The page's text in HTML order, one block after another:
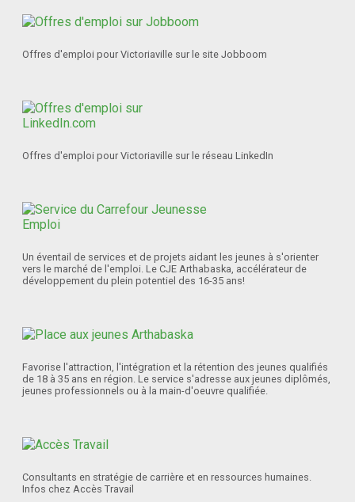
Offres d'emploi pour Victoriaville sur le site Jobboom
Offres d'emploi pour Victoriaville sur le réseau LinkedIn
Un éventail de services et de projets aidant les jeunes à s'orienter
vers le marché de l'emploi. Le CJE Arthabaska, accélérateur de
développement du plein potentiel des 16-35 ans!
Favorise l'attraction, l'intégration et la rétention des jeunes qualifiés
de 18 à 35 ans en région. Le service s'adresse aux jeunes diplômés,
jeunes professionnels ou à la main-d'oeuvre qualifiée.
Consultants en stratégie de carrière et en ressources humaines.
Infos chez Accès Travail